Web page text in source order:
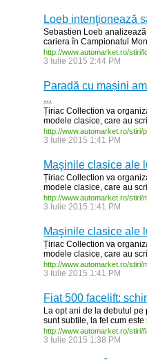
Loeb intenţionează
Sebastien Loeb
cariera în Campionatul
http://www.automarket.ro/stiri/
3 Iulie 2015 2:44 PM
Paradă cu mașini
...
Țiriac Collection va
modele clasice, care au
http://www.automarket.ro/stiri/
3 Iulie 2015 1:41 PM
Maşinile clasice ale
Țiriac Collection va
modele clasice, care au
http://www.automarket.ro/stiri/
3 Iulie 2015 1:41 PM
Maşinile clasice ale
Țiriac Collection va
modele clasice, care au
http://www.automarket.ro/stiri/
3 Iulie 2015 1:41 PM
Fiat 500 facelift:
La opt ani de la debutul
sunt subtile, la fel cum
http://www.automarket.ro/stiri/
3 Iulie 2015 1:38 PM